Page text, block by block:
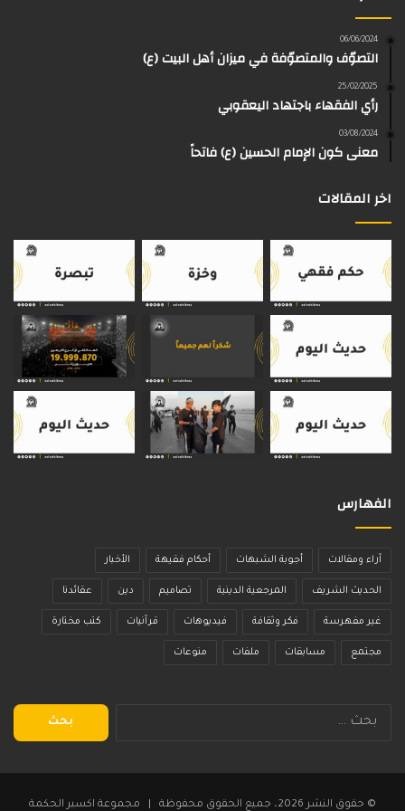
ب
م
06/06/2024
التصوّف والمتصوّفة في ميزان أهل البيت (ع)
25/02/2025
رأي الفقهاء باجتهاد اليعقوبي
03/08/2024
معنى كون الإمام الحسين (ع) فاتحاً
اخر المقالات
الفهارس
آراء ومقالات أجوبة الشبهات أحكام فقيهة الأخبار
الحديث الشريف المرجعية الدينية تصاميم دين عقائدنا
غير مفهرسة فكر وثقافة فيديوهات قرآنيات كتب مختارة
مجتمع مسابقات ملفات منوعات
البحث
© حقوق النشر 2026، جميع الحقوق محفوظة | مجموعة اكسير الحكمة